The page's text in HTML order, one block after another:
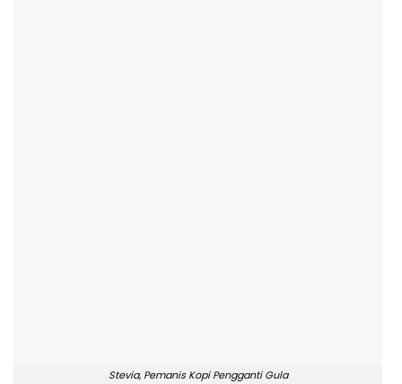
Stevia, Pemanis Kopi Pengganti Gula